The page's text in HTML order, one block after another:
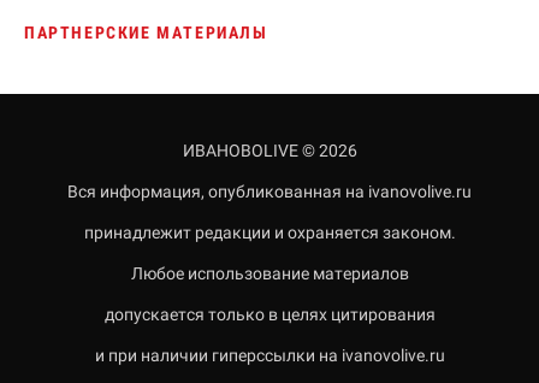
ПАРТНЕРСКИЕ МАТЕРИАЛЫ
ИВАНОВОLIVE © 2026
Вся информация, опубликованная на ivanovolive.ru
принадлежит редакции и охраняется законом.
Любое использование материалов
допускается только в целях цитирования
и при наличии гиперссылки на ivanovolive.ru